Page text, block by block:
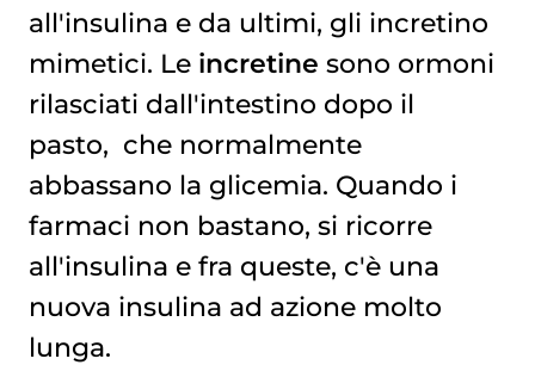
all'insulina e da ultimi, gli incretino
mimetici. Le incretine sono ormoni
rilasciati dall'intestino dopo il
pasto, che normalmente
abbassano la glicemia. Quando i
farmaci non bastano, si ricorre
all'insulina e fra queste, c'è una
nuova insulina ad azione molto
lunga.